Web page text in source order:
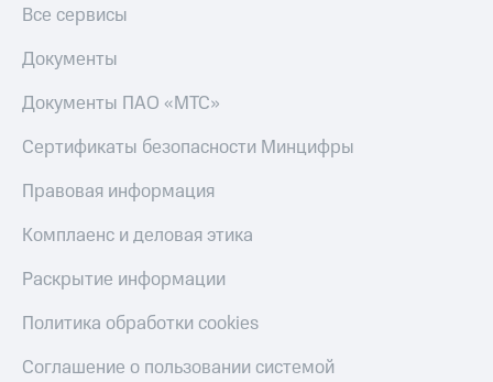
Все сервисы
Документы
Документы ПАО «МТС»
Сертификаты безопасности Минцифры
Правовая информация
Комплаенс и деловая этика
Раскрытие информации
Политика обработки cookies
Соглашение о пользовании системой